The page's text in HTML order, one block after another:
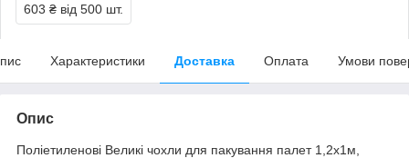
603 ₴ від 500 шт.
Характеристики Доставка Оплата Умови
Опис
Поліетиленові Великі чохли для пакування палет 1,2х1м,